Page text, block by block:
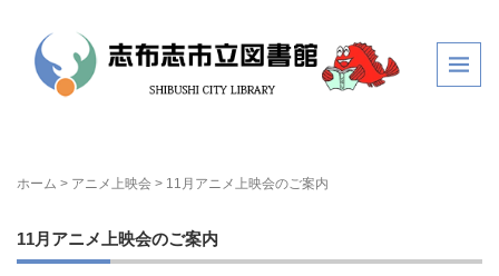
ホーム > アニメ上映会 > 11月アニメ上映会のご案内
11月アニメ上映会のご案内